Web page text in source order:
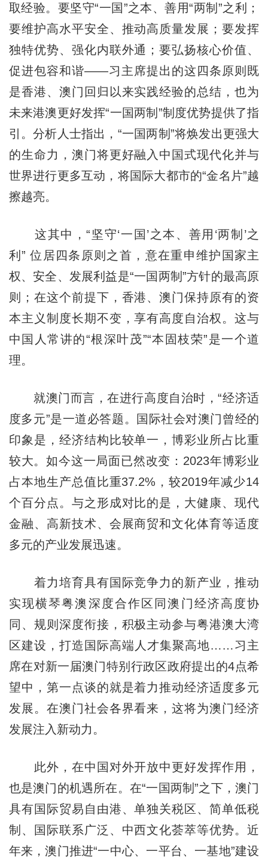
取经验。要坚守“一国”之本、善用“两制”之利；
要维护高水平安全、推动高质量发展；要发挥
独特优势、强化内联外通；要弘扬核心价值、
促进包容和谐——习主席提出的这四条原则既
是香港、澳门回归以来实践经验的总结，也为
未来港澳更好发挥“一国两制”制度优势提供了指
引。分析人士指出，“一国两制”将焕发出更强大
的生命力，澳门将更好融入中国式现代化并与
世界进行更多互动，将国际大都市的“金名片”越
擦越亮。
这其中，“坚守‘一国’之本、善用‘两制’之
利” 位居四条原则之首，意在重申维护国家主
权、安全、发展利益是“一国两制”方针的最高原
则；在这个前提下，香港、澳门保持原有的资
本主义制度长期不变，享有高度自治权。这与
中国人常讲的“根深叶茂”“本固枝荣”是一个道
理。
就澳门而言，在进行高度自治时，“经济适
度多元”是一道必答题。国际社会对澳门曾经的
印象是，经济结构比较单一，博彩业所占比重
较大。如今这一局面已然改变：2023年博彩业
占本地生产总值比重37.2%，较2019年减少14
个百分点。与之形成对比的是，大健康、现代
金融、高新技术、会展商贸和文化体育等适度
多元的产业发展迅速。
着力培育具有国际竞争力的新产业，推动
实现横琴粤澳深度合作区同澳门经济高度协
同、规则深度衔接，积极主动参与粤港澳大湾
区建设，打造国际高端人才集聚高地……习主
席在对新一届澳门特别行政区政府提出的4点希
望中，第一点谈的就是着力推动经济适度多元
发展。在澳门社会各界看来，这将为澳门经济
发展注入新动力。
此外，在中国对外开放中更好发挥作用，
也是澳门的机遇所在。在“一国两制”之下，澳门
具有国际贸易自由港、单独关税区、简单低税
制、国际联系广泛、中西文化荟萃等优势。近
年来，澳门推进“一中心、一平台、一基地”建设